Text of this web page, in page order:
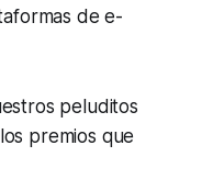
de e-
peluditos
premios que